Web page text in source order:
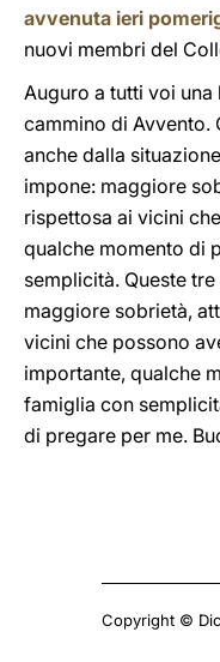
avvenuta ieri
nuovi membri del
Auguro a tutti voi
cammino di Avvento.
anche dalla
impone: maggiore
rispettosa ai vicini
qualche momento di
semplicità. Queste
maggiore sobrietà,
vicini che possono
importante, qualche
famiglia con
di pregare per me.
Copyright ©